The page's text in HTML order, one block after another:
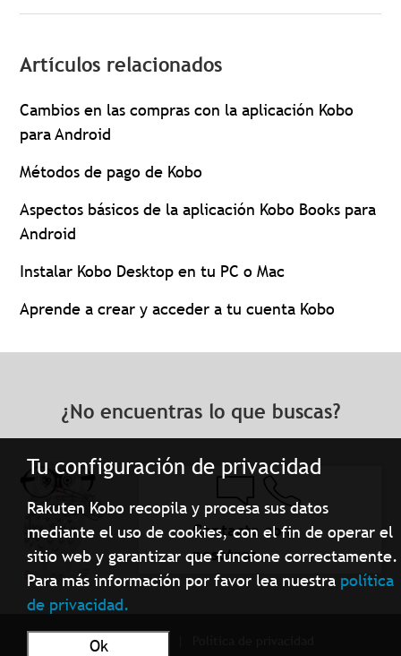
Tu configuración de privacidad
Rakuten Kobo recopila y procesa sus datos
mediante el uso de cookies, con el fin de operar el
sitio web y garantizar que funcione correctamente.
Para más información por favor lea nuestra política
de privacidad.
Ok
Artículos relacionados
Cambios en las compras con la aplicación Kobo
para Android
Métodos de pago de Kobo
Aspectos básicos de la aplicación Kobo Books para
Android
Instalar Kobo Desktop en tu PC o Mac
Aprende a crear y acceder a tu cuenta Kobo
¿No encuentras lo que buscas?
Contacta con
nosotros
Términos de Uso